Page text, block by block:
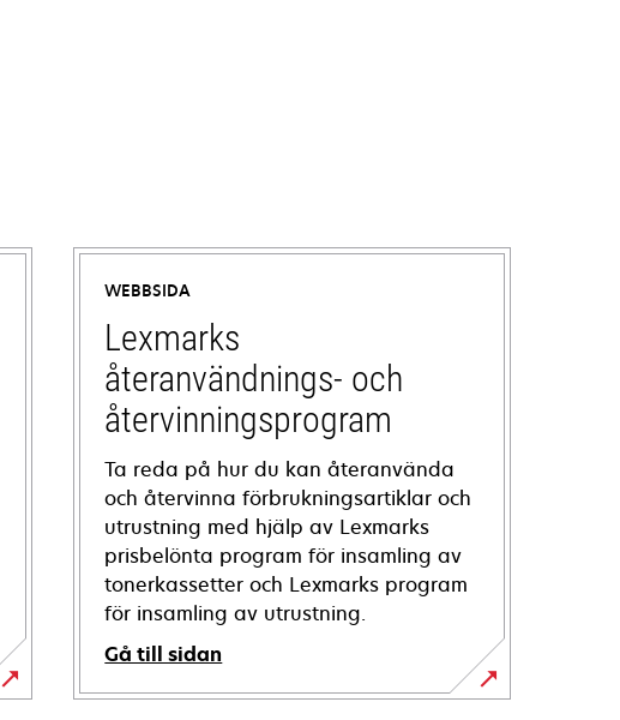
WEBBSIDA
Lexmarks
återanvändnings- och
återvinningsprogram
Ta reda på hur du kan återanvända
och återvinna förbrukningsartiklar och
utrustning med hjälp av Lexmarks
prisbelönta program för insamling av
tonerkassetter och Lexmarks program
för insamling av utrustning.
Gå till sidan